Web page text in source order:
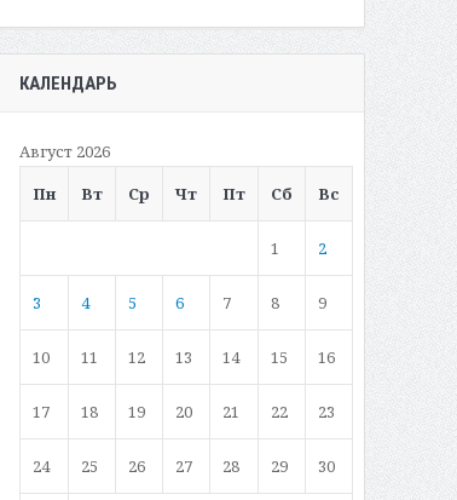
КАЛЕНДАРЬ
Август 2026
Пн
Вт Ср Чт Пт Сб Вс
1 2
3 4 5 6 7 8 9
10 11 12 13 14 15 16
17 18 19 20 21 22 23
24 25 26 27 28 29 30